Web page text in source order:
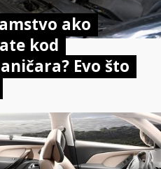
ako
kod
Evo što